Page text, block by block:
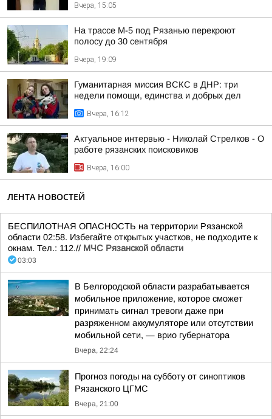
Вчера, 15:05
На трассе М-5 под Рязанью перекроют
полосу до 30 сентября
Вчера, 19:09
Гуманитарная миссия ВСКС в ДНР: три
недели помощи, единства и добрых дел
Вчера, 16:12
Актуальное интервью - Николай Стрелков - О
работе рязанских поисковиков
Вчера, 16:00
ЛЕНТА НОВОСТЕЙ
БЕСПИЛОТНАЯ ОПАСНОСТЬ на территории Рязанской
области 02:58. Избегайте открытых участков, не подходите к
окнам. Тел.: 112.// МЧС Рязанской области
03:03
В Белгородской области разрабатывается
мобильное приложение, которое сможет
принимать сигнал тревоги даже при
разряженном аккумуляторе или отсутствии
мобильной сети, — врио губернатора
Вчера, 22:24
Прогноз погоды на субботу от синоптиков
Рязанского ЦГМС
Вчера, 21:00